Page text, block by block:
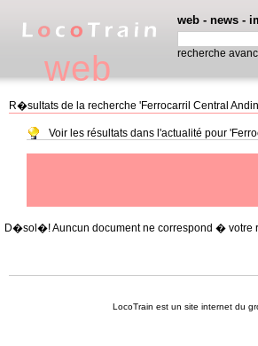
web
web - news -
recherche
R�sultats de la recherche 'Ferrocarril Central
Voir les résultats dans l'actualité pour
D�sol�! Auncun document ne correspond � votre
LocoTrain est un site internet du